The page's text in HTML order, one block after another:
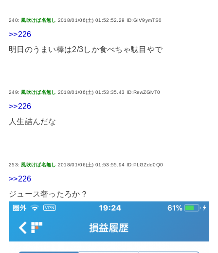
240: 風吹けば名無し 2018/01/06(土) 01:52:52.29 ID:GIV9ymTS0
>>226
明日のうまい棒は2/3しか食べちゃ駄目やで
249:風吹けば名無し 2018/01/06(土) 01:53:35.43 ID:RewZGlvT0
>>226
人生詰んだな
253: 風吹けば名無し 2018/01/06(土) 01:53:55.94 ID:PLGZdd0Q0
>>226
ジュース奢ったろか？